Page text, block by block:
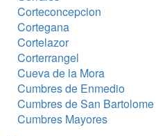
Corteconcepcion
Cortegana
Cortelazor
Corterrangel
Cueva de la Mora
Cumbres de Enmedio
Cumbres de San Bartolome
Cumbres Mayores